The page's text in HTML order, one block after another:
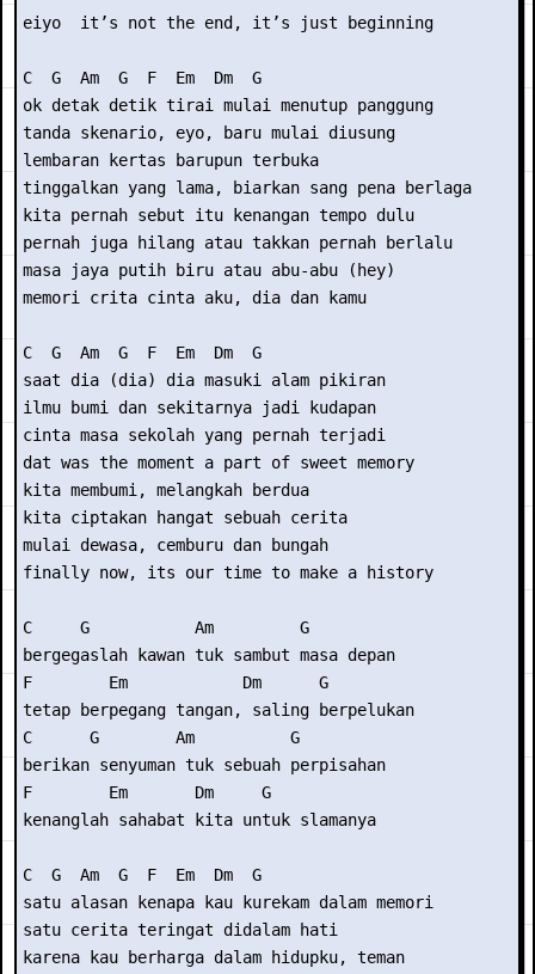
eiyo  it’s not the end, it’s just beginning
C  G  Am  G  F  Em  Dm  G
ok detak detik tirai mulai menutup panggung
tanda skenario, eyo, baru mulai diusung
lembaran kertas barupun terbuka
tinggalkan yang lama, biarkan sang pena berlaga
kita pernah sebut itu kenangan tempo dulu
pernah juga hilang atau takkan pernah berlalu
masa jaya putih biru atau abu-abu (hey)
memori crita cinta aku, dia dan kamu
C  G  Am  G  F  Em  Dm  G
saat dia (dia) dia masuki alam pikiran
ilmu bumi dan sekitarnya jadi kudapan
cinta masa sekolah yang pernah terjadi
dat was the moment a part of sweet memory
kita membumi, melangkah berdua
kita ciptakan hangat sebuah cerita
mulai dewasa, cemburu dan bungah
finally now, its our time to make a history
C     G           Am         G
bergegaslah kawan tuk sambut masa depan
F        Em            Dm      G
tetap berpegang tangan, saling berpelukan
C      G        Am          G
berikan senyuman tuk sebuah perpisahan
F        Em       Dm     G
kenanglah sahabat kita untuk slamanya
C  G  Am  G  F  Em  Dm  G
satu alasan kenapa kau kurekam dalam memori
satu cerita teringat didalam hati
karena kau berharga dalam hidupku, teman